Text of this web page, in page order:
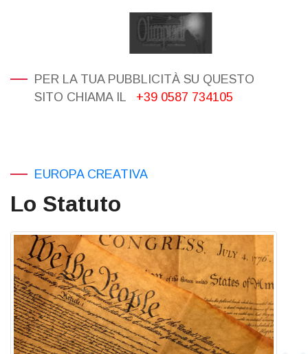
PER LA TUA PUBBLICITÀ SU QUESTO
SITO CHIAMA IL
+39 0587 734105
EUROPA CREATIVA
Lo Statuto